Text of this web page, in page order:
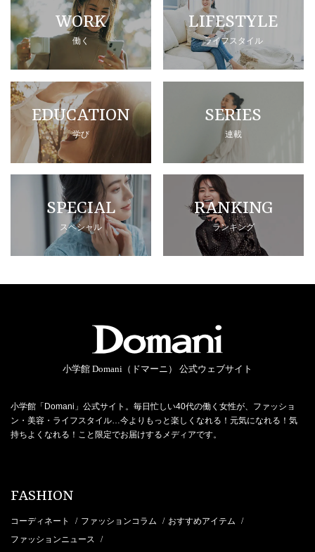
WORK
働く
LIFESTYLE
ライフスタイル
EDUCATION
学び
SERIES
連載
SPECIAL
スペシャル
RANKING
ランキング
小学館 Domani（ドマーニ） 公式ウェブサイト
小学館「Domani」公式サイト。毎日忙しい40代の働く女性が、ファッショ
ン・美容・ライフスタイル…今よりもっと楽しくなれる！元気になれる！気
持ちよくなれる！こと限定でお届けするメディアです。
FASHION
コーディネート / ファッションコラム / おすすめアイテム /
ファッションニュース /